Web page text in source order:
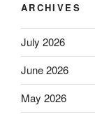
ARCHIVES
July 2026
June 2026
May 2026